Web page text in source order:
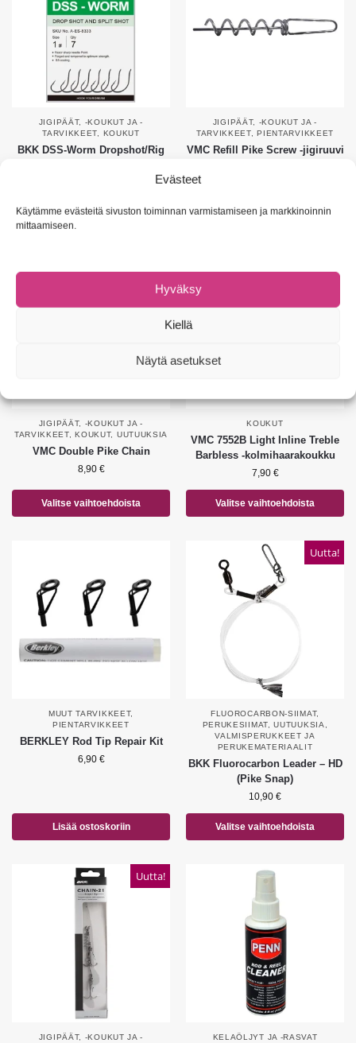
Evästeet
Käytämme evästeitä sivuston toiminnan varmistamiseen ja markkinoinnin
mittaamiseen.
Hyväksy
Kiellä
Näytä asetukset
JIGIPÄÄT, -KOUKUT JA -
TARVIKKEET
KOUKUT
BKK DSS-Worm Dropshot/Rig
Valitse vaihtoehdoista
JIGIPÄÄT, -KOUKUT JA -
TARVIKKEET,PIENTARVIKKEET
VMC Refill Pike Screw -jigiruuvi
Valitse vaihtoehdoista
JIGIPÄÄT, -KOUKUT JA -
TARVIKKEET,KOUKUT, UUTUUKSIA
VMC Double Pike Chain
8,90 €
Valitse vaihtoehdoista
KOUKUT
VMC 7552B Light Inline Treble
Barbless -kolmihaarakoukku
7,90 €
Valitse vaihtoehdoista
MUUT TARVIKKEET,
PIENTARVIKKEET
BERKLEY Rod Tip Repair Kit
6,90 €
Lisää ostoskoriin
Uutta!
FLUOROCARBON-SIIMAT,
PERUKESIIMAT,UUTUUKSIA
VALMISPERUKKEET JA
PERUKEMATERIAALIT
BKK Fluorocarbon Leader – HD
(Pike Snap)
10,90 €
Valitse vaihtoehdoista
Uutta!
JIGIPÄÄT, -KOUKUT JA -
KELAÖLJYT JA -RASVAT